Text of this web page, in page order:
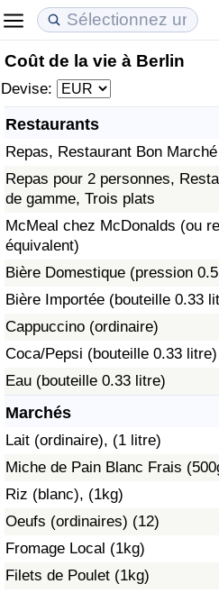
Coût de la vie à Berlin
Devise:
Restaurants
Repas, Restaurant Bon Marché
Repas pour 2 personnes,
de gamme, Trois plats
McMeal chez McDonalds (ou
équivalent)
Bière Domestique (pression
Bière Importée (bouteille 0.33
Cappuccino (ordinaire)
Coca/Pepsi (bouteille 0.33 litre)
Eau (bouteille 0.33 litre)
Marchés
Lait (ordinaire), (1 litre)
Miche de Pain Blanc Frais
Riz (blanc), (1kg)
Oeufs (ordinaires) (12)
Fromage Local (1kg)
Filets de Poulet (1kg)
Coût de la vie
Indice du Coût de la Vie
Indice du coût de la vie par
à Akaba
Prix de l'immobilier
Indice des Prix de l'immobilier
Indice des Prix de l'immobilier
Qualité de Vie
Indice de Qualité de Vie
Indice de qualité de vie par
Criminalité
Indice de Criminalité (Actuel)
Indice de Criminalité
Indice de criminalité par pays
Soins de santé
Indice des soins de santé
Indice des soins de santé
Indice des soins de santé par